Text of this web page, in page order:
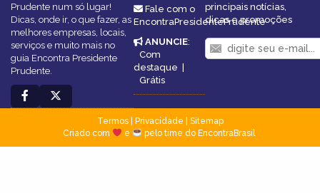
Prudente num só lugar!
Dicas, onde ir, o que fazer, as
melhores empresas, locais,
serviços e muito mais no
guia Encontra Presidente
Prudente.
Fale com o
EncontraPresidentePrudente
ANUNCIE:
Com
destaque |
Grátis
principais notícias,
dicas e promoções
Termos| Privacidade
Sitemap
Criado com
e pelo time do EncontraBrasil